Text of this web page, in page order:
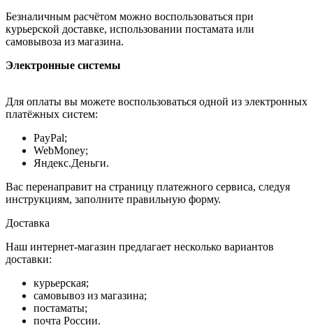
Безналичным расчётом можно воспользоваться при
курьерской доставке, использовании постамата или
самовывоза из магазина.
Электронные системы
Для оплаты вы можете воспользоваться одной из электронных
платёжных систем:
PayPal;
WebMoney;
Яндекс.Деньги.
Вас перенаправит на страницу платежного сервиса, следуя
инструкциям, заполните правильную форму.
Доставка
Наш интернет-магазин предлагает несколько вариантов
доставки:
курьерская;
самовывоз из магазина;
постаматы;
почта России.